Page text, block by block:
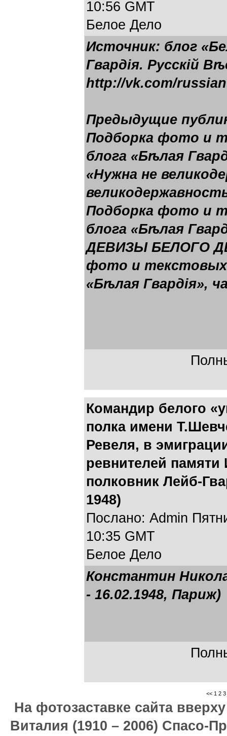
10:56 GMT
Белое Дело
Источник: блог
Гвардія. Русскій
http://vk.com/
Предыдущие
Подборка фото и
блога «Бѣлая
«Нужна не
Подборка фото и
блога «Бѣлая
ДЕВИЗЫ БЕЛОГО
фото и текстовых
«Бѣлая Гвардія»,
Командир белого
полка имени
Ревеля, в
ревнителей
полковник Лейб-
1948)
Послано: Admin
10:35 GMT
Белое Дело
Константин
- 16.02.1948, Париж)
<< 1 2 3
На фотозаставке сайта
Виталия (1910 – 2006) Спасо-